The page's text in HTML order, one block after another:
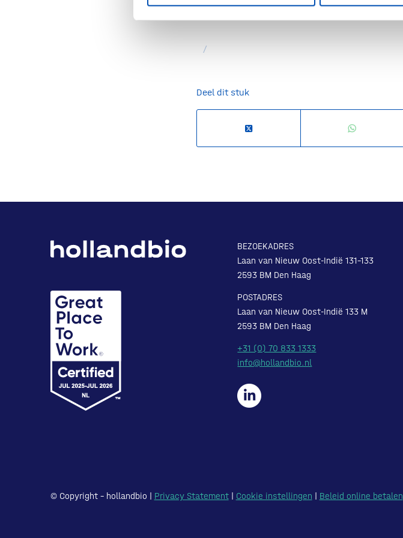
/
Deel dit stuk
BEZOEKADRES
Laan van Nieuw Oost-Indië 131-133
2593 BM Den Haag
POSTADRES
Laan van Nieuw Oost-Indië 133 M
2593 BM Den Haag
+31 (0) 70 833 1333
info@hollandbio.nl
© Copyright – hollandbio | Privacy Statement| Cookie instellingen | Beleid online betalen